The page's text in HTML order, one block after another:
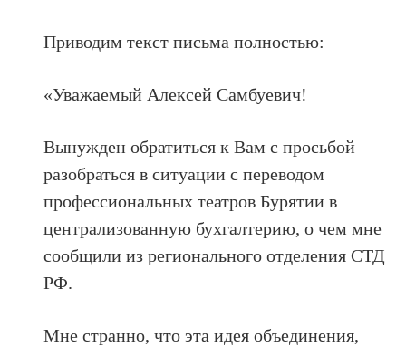
Приводим текст письма полностью:
«Уважаемый Алексей Самбуевич!
Вынужден обратиться к Вам с просьбой
разобраться в ситуации с переводом
профессиональных театров Бурятии в
централизованную бухгалтерию, о чем мне
сообщили из регионального отделения СТД
РФ.
Мне странно, что эта идея объединения,